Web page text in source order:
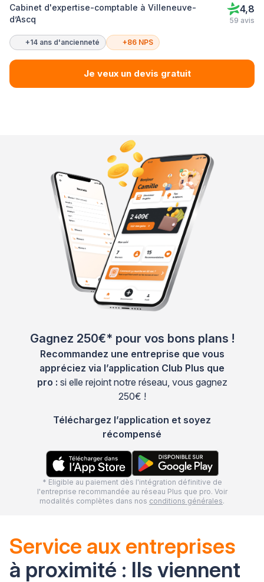
Cabinet d'expertise-comptable à Villeneuve-
d’Ascq
4,8
59 avis
+14 ans d'ancienneté +86 NPS
Je veux un devis gratuit
Gagnez 250€* pour vos bons plans !
Recommandez une entreprise que vous
appréciez via l’application Club Plus que
pro : si elle rejoint notre réseau, vous gagnez
250€ !
Téléchargez l’application et soyez
récompensé
* Eligible au paiement dès l'intégration définitive de
l'entreprise recommandée au réseau Plus que pro. Voir
modalités complètes dans nos conditions générales.
Service aux entreprises
à proximité : Ils viennent